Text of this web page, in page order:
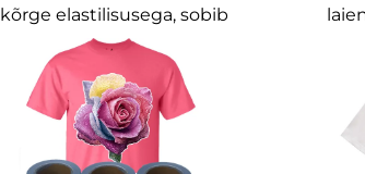
kõrge elastilisusega, sobib
spordiriiulitele